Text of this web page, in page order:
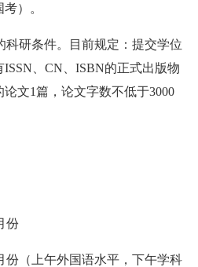
）。
科研条件。目前规定：提交学位
、CN、ISBN的正式出版物
论文1篇，论文字数不低于3000
份
份（上午外国语水平，下午学科